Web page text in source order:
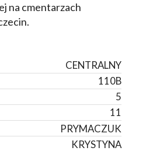
na cmentarzach
CENTRALNY
110B
5
11
PRYMACZUK
KRYSTYNA